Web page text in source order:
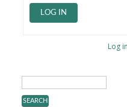
LOG IN
Log in